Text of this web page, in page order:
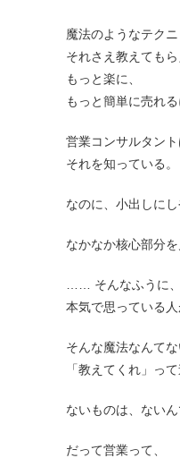
魔法のようなテクニ
それさえ教えてもら
もっと楽に、
もっと簡単に売れる
営業コンサルタント
それを知っている。
なのに、小出しにし
なかなか核心部分を
…… そんなふうに、
本気で思っている人
そんな魔法なんてな
「教えてくれ」っ
ないものは、ないん
だって営業って、